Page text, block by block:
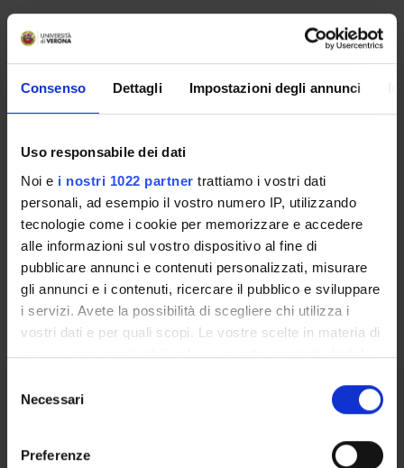
Consenso Dettagli Impostazioni degli annunci
Uso responsabile dei dati
Noi e i nostri 1022 partner trattiamo i vostri dati
personali, ad esempio il vostro numero IP, utilizzando
tecnologie come i cookie per memorizzare e accedere
alle informazioni sul vostro dispositivo al fine di
pubblicare annunci e contenuti personalizzati, misurare
gli annunci e i contenuti, ricercare il pubblico e sviluppare
i servizi. Avete la possibilità di scegliere chi utilizza i
vostri dati e per quali scopi. Le vostre scelte in materia di
privacy sono applicabili solo su questa proprietà digitale
modificare o revocare il proprio consenso in qualsiasi
momento dalla Dichiarazione sui cookie o facendo clic
delNecessari
Preferenze
OFFERTA FORMATIVA
CORSI DI STUDIO
Contatti
Persone
Luoghi
Calendario